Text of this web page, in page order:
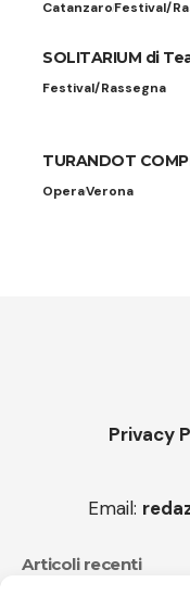
CatanzaroFestival/
SOLITARIUM di
Festival/Rassegna
TURANDOT
OperaVerona
Privacy
Email:
Articoli recenti